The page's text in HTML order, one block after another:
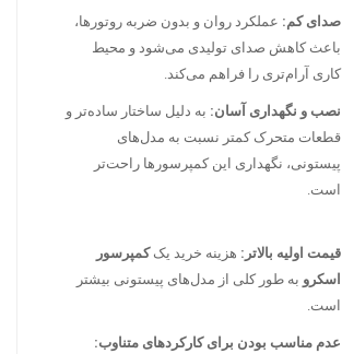
صدای کم: عملکرد روان و بدون ضربه روتورها،
باعث کاهش صدای تولیدی می‌شود و محیط
کاری آرام‌تری را فراهم می‌کند.
نصب و نگهداری آسان: به دلیل ساختار ساده‌تر و
قطعات متحرک کمتر نسبت به مدل‌های
پیستونی، نگهداری این کمپرسورها راحت‌تر
است.
قیمت اولیه بالاتر: هزینه خرید یککمپرسور
اسکرو به طور کلی از مدل‌های پیستونی بیشتر
است.
عدم مناسب بودن برای کارکردهای متناوب: